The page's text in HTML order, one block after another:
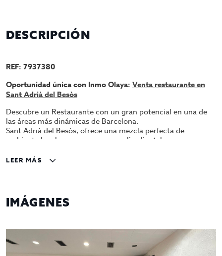
DESCRIPCIÓN
REF: 7937380
Oportunidad única con Inmo Olaya: Venta restaurante en
Sant Adrià del Besòs
Descubre un Restaurante con un gran potencial en una de
las áreas más dinámicas de Barcelona.
Sant Adrià del Besòs, ofrece una mezcla perfecta de
ambiente local y acceso a una amplia clientela.
Características de la zona:
público. Ideal para captar tanto a residentes locales
diseño acogedor, perfecto para comidas familiares,
cenas románticas o eventos especiales.
LEER MÁS
IMÁGENES